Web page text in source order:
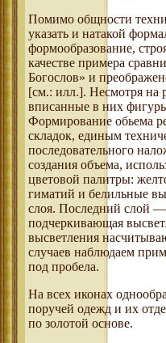
Помимо общности
указать и натакой
формообразование,
качестве примера
Богослов» и
[см.: илл.]. Несмотря на
вписанные в них
Формирование обьема
складок, единым
последовательного
создания объема,
цветовой палитры:
гиматий и белильные
слоя. Последний слой —
подчеркивающая
высветления
случаев наблюдаем
под пробела.
На всех иконах
поручей одежд и их
по золотой основе.